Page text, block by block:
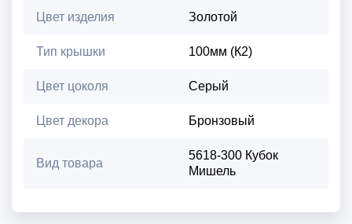
Цвет изделия Золотой
Тип крышки 100мм (К2)
Цвет цоколя Серый
Цвет декора Бронзовый
Вид товара
5618-300 Кубок
Мишель